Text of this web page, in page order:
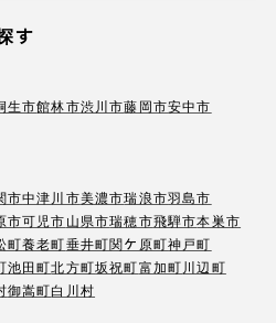
す
生市館林市渋川市藤岡市安中市
市中津川市美濃市瑞浪市羽島市
市可児市山県市瑞穂市飛騨市本巣市
町養老町垂井町関ケ原町神戸町
池田町北方町坂祝町富加町川辺町
御嵩町白川村